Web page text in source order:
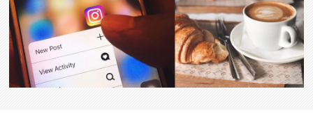
クリエイター求人を探す
CREATIVE JOB求人検索
特集求人
採用説明会
転職支援サービス
CONTENTS